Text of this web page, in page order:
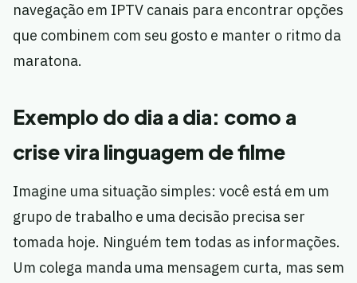
navegação em IPTV canais para encontrar opções
que combinem com seu gosto e manter o ritmo da
maratona.
Exemplo do dia a dia: como a
crise vira linguagem de filme
Imagine uma situação simples: você está em um
grupo de trabalho e uma decisão precisa ser
tomada hoje. Ninguém tem todas as informações.
Um colega manda uma mensagem curta, mas sem